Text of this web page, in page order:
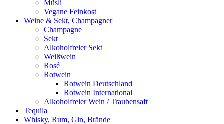
Müsli
Vegane Feinkost
Weine & Sekt, Champagner
Champagne
Sekt
Alkoholfreier Sekt
Weißwein
Rosé
Rotwein
Rotwein Deutschland
Rotwein International
Alkoholfreier Wein / Traubensaft
Tequila
Whisky, Rum, Gin, Brände